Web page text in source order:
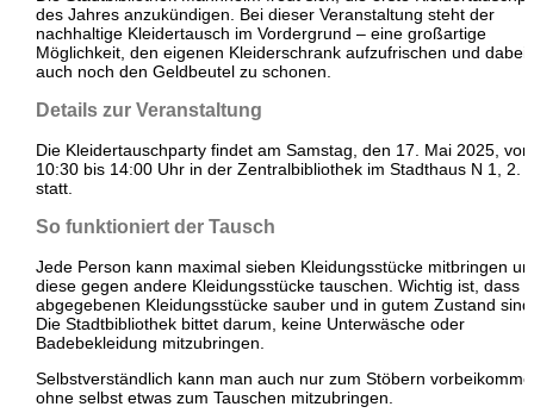
des Jahres anzukündigen. Bei dieser Veranstaltung steht der
nachhaltige Kleidertausch im Vordergrund – eine großartige
Möglichkeit, den eigenen Kleiderschrank aufzufrischen und dabei
auch noch den Geldbeutel zu schonen.
Details zur Veranstaltung
Die Kleidertauschparty findet am Samstag, den 17. Mai 2025, von
10:30 bis 14:00 Uhr in der Zentralbibliothek im Stadthaus N 1, 2.
statt.
So funktioniert der Tausch
Jede Person kann maximal sieben Kleidungsstücke mitbringen
diese gegen andere Kleidungsstücke tauschen. Wichtig ist, dass
abgegebenen Kleidungsstücke sauber und in gutem Zustand
Die Stadtbibliothek bittet darum, keine Unterwäsche oder
Badebekleidung mitzubringen.
Selbstverständlich kann man auch nur zum Stöbern
ohne selbst etwas zum Tauschen mitzubringen.